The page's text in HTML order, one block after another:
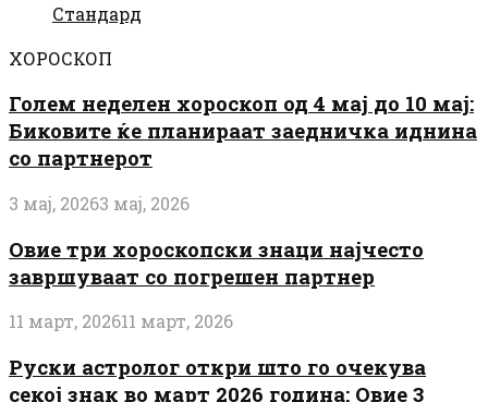
Стандард
ХОРОСКОП
Голем неделен хороскоп од 4 мај до 10 мај:
Биковите ќе планираат заедничка иднина
со партнерот
3 мај, 20263 мај, 2026
Овие три хороскопски знаци најчесто
завршуваат со погрешен партнер
11 март, 202611 март, 2026
Руски астролог откри што го очекува
секој знак во март 2026 година: Овие 3